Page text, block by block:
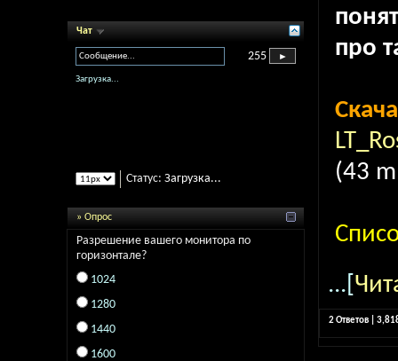
Чат
255
Загрузка...
Статус: Загрузка...
» Опрос
Разрешение вашего монитора по
горизонтале?
1024
1280
1440
1600
про
(43
...[
2 Ответов |